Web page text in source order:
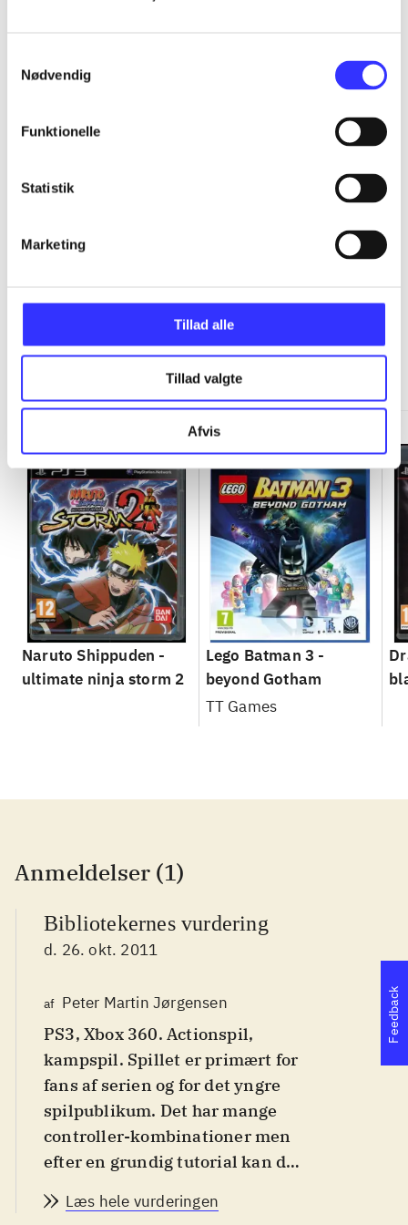
Nødvendig
Funktionelle
Statistik
Marketing
Tillad alle
Tillad valgte
Afvis
Minder om
Naruto Shippuden -
ultimate ninja storm 2
Lego Batman 3 -
beyond Gotham
TT Games
Anmeldelser (1)
Bibliotekernes vurdering
d. 26. okt. 2011
af Peter Martin Jørgensen
PS3, Xbox 360. Actionspil,
kampspil. Spillet er primært for
fans af serien og for det yngre
spilpublikum. Det har mange
controller-kombinationer men
efter en grundig tutorial kan de
10 år.
Læs hele vurderingen
Feedback